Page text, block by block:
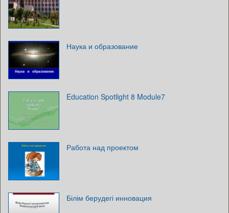
Наука и образование
Education Spotlight 8 Module7
Работа над проектом
Білім берудегі инновация